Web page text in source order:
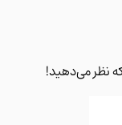
می‌دهید!